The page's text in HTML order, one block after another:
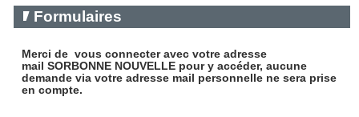
Formulaires
Merci de vous connecter avec votre adresse
mail SORBONNE NOUVELLE pour y accéder, aucune
demande via votre adresse mail personnelle ne sera prise
en compte.